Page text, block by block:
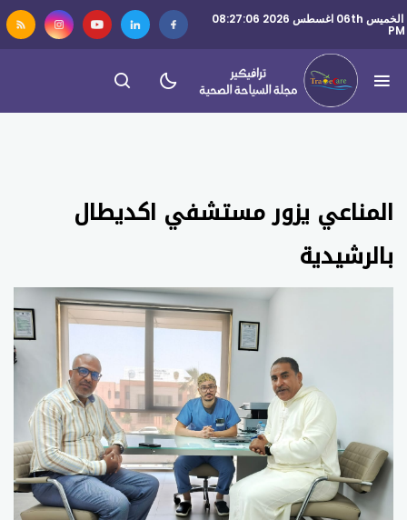
الخميس 06th اغسطس 2026 08:27:06
PM
المناعي يزور مستشفي اكديطال
بالرشيدية